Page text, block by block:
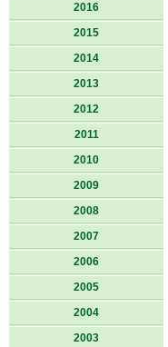
2016
2015
2014
2013
2012
2011
2010
2009
2008
2007
2006
2005
2004
2003